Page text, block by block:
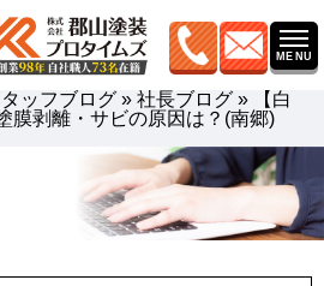
ッフブログ »社長ブログ »
【白
膜剥離・サビの原因は？(南郷)